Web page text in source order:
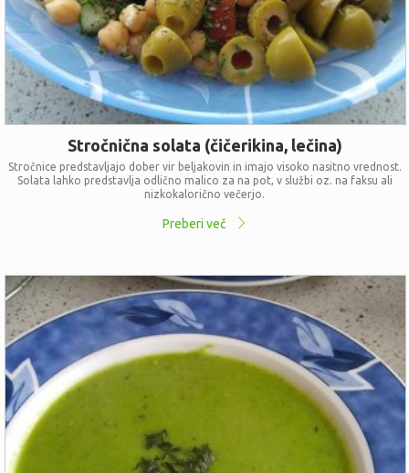
Stročnična solata (čičerikina, lečina)
Stročnice predstavljajo dober vir beljakovin in imajo visoko nasitno vrednost.
Solata lahko predstavlja odlično malico za na pot, v službi oz. na faksu ali
nizkokalorično večerjo.
Preberi več